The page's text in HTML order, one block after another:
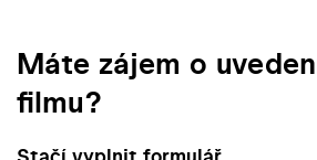
Máte zájem o
filmu?